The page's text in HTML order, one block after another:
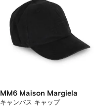
MM6 Maison Margiela
キャンバス キャップ